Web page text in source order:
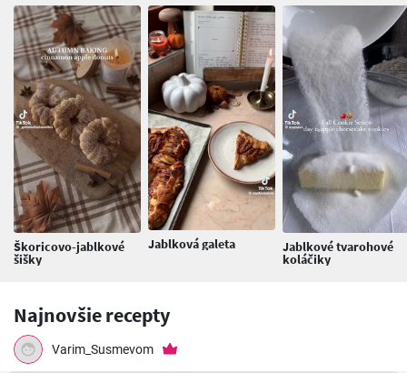
Škoricovo-jablkové
šišky
Jablková galeta Jablkové tvarohové
koláčiky
Najnovšie recepty
Varim_Susmevom